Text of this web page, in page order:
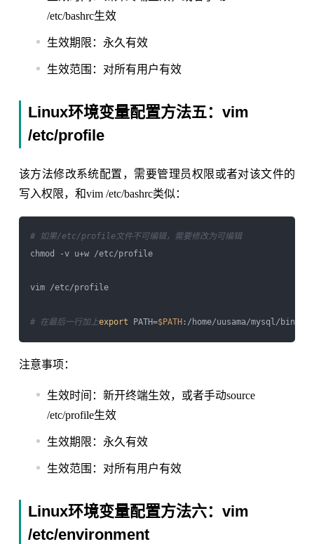
/etc/bashrc生效
生效期限：永久有效
生效范围：对所有用户有效
Linux环境变量配置方法五：vim
/etc/profile
该方法修改系统配置，需要管理员权限或者对该文件的
写入权限，和vim /etc/bashrc类似：
# 如果/etc/profile文件不可编辑，需要修改为可编辑
chmod -v u+w /etc/profile
vim /etc/profile
# 在最后一行加上export PATH=$PATH
注意事项：
生效时间：新开终端生效，或者手动source
/etc/profile生效
生效期限：永久有效
生效范围：对所有用户有效
Linux环境变量配置方法六：vim
/etc/environment